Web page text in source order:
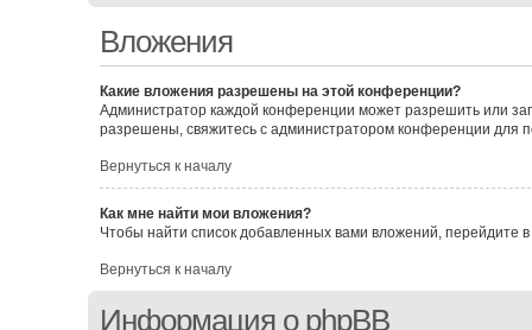
Вложения
Какие вложения разрешены на этой конференции?
Администратор каждой конференции может разрешить или
разрешены, свяжитесь с администратором конференции для
Вернуться к началу
Как мне найти мои вложения?
Чтобы найти список добавленных вами вложений,
Вернуться к началу
Информация о phpBB